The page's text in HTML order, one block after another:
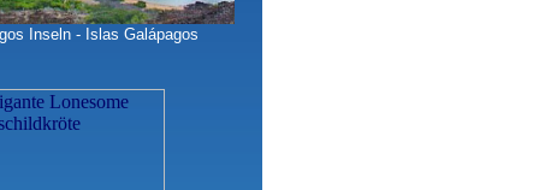
Inseln - Islas Galápagos